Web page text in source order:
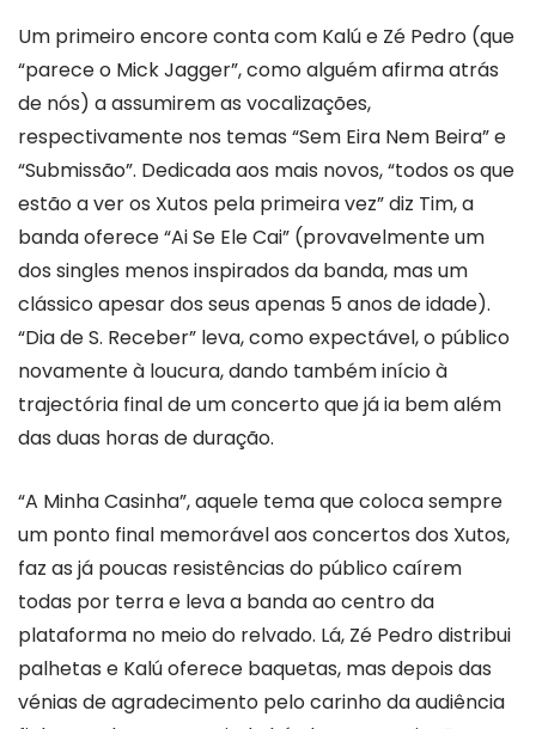
Um primeiro encore conta com Kalú e Zé Pedro (que
“parece o Mick Jagger”, como alguém afirma atrás
de nós) a assumirem as vocalizações,
respectivamente nos temas “Sem Eira Nem Beira” e
“Submissão”. Dedicada aos mais novos, “todos os que
estão a ver os Xutos pela primeira vez” diz Tim, a
banda oferece “Ai Se Ele Cai” (provavelmente um
dos singles menos inspirados da banda, mas um
clássico apesar dos seus apenas 5 anos de idade).
“Dia de S. Receber” leva, como expectável, o público
novamente à loucura, dando também início à
trajectória final de um concerto que já ia bem além
das duas horas de duração.
“A Minha Casinha”, aquele tema que coloca sempre
um ponto final memorável aos concertos dos Xutos,
faz as já poucas resistências do público caírem
todas por terra e leva a banda ao centro da
plataforma no meio do relvado. Lá, Zé Pedro distribui
palhetas e Kalú oferece baquetas, mas depois das
vénias de agradecimento pelo carinho da audiência